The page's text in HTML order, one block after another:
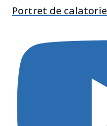
Portret de calatorie